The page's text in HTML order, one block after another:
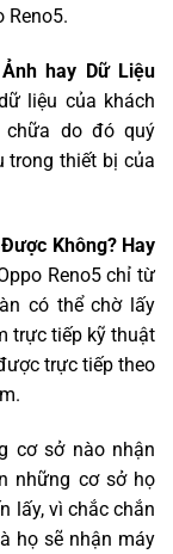
Reno5.
hay Dữ Liệu
liệu của khách
chữa do đó quý
trong thiết bị của
Không? Hay
Reno5 chỉ từ
có thể chờ lấy
trực tiếp kỹ thuật
trực tiếp theo
cơ sở nào nhận
những cơ sở họ
lấy, vì chắc chắn
họ sẽ nhận máy